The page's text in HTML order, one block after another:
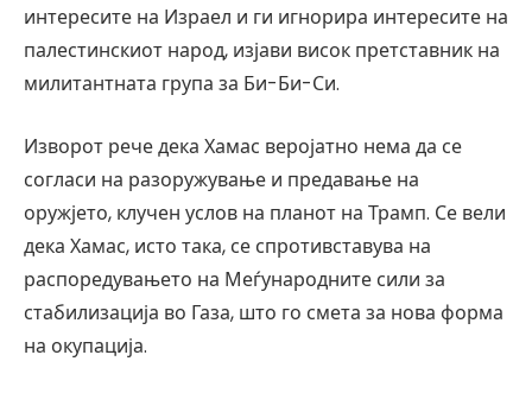
интересите на Израел и ги игнорира интересите на
палестинскиот народ, изјави висок претставник на
милитантната група за Би-Би-Си.
Изворот рече дека Хамас веројатно нема да се
согласи на разоружување и предавање на
оружјето, клучен услов на планот на Трамп. Се вели
дека Хамас, исто така, се спротивставува на
распоредувањето на Меѓународните сили за
стабилизација во Газа, што го смета за нова форма
на окупација.